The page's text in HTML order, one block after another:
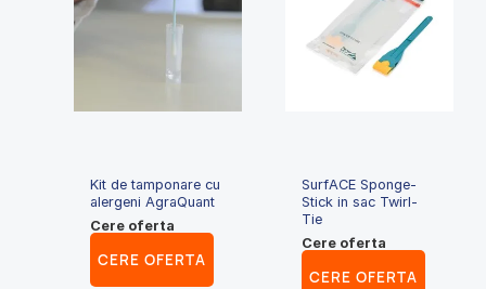
Kit de tamponare cu
alergeni AgraQuant
Cere oferta
CERE OFERTA
SurfACE Sponge-
Stick in sac Twirl-
Tie
Cere oferta
CERE OFERTA